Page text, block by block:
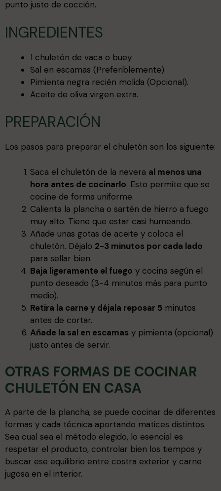
punto justo de cocción.
INGREDIENTES
1 chuletón de vaca o buey.
Sal en escamas (Preferiblemente).
Pimienta negra recién molida (Opcional).
Aceite de oliva virgen extra.
PREPARACIÓN
Los pasos para preparar el chuletón son los siguiente:
Saca el chuletón de la nevera al menos una
hora antes de cocinarlo. Esto permite que se
cocine de forma uniforme.
Calienta la plancha o sartén de hierro a fuego
muy alto. Tiene que estar casi humeando.
Añade unas gotas de aceite y coloca el
chuletón. Déjalo 2-3 minutos por cada lado
para sellar bien.
Baja ligeramente el fuego y cocina según el
punto deseado (3-4 minutos más para punto
medio).
Retira la carne y déjala reposar 5 minutos
antes de cortar.
Añade la sal en escamas y pimienta (opcional)
justo antes de servir.
OTRAS FORMAS DE COCINAR
CHULETÓN EN CASA
A parte de la plancha, se puede cocinar de diferentes
formas y cada técnica aportando matices distintos.
Sea cual sea el método elegido, lo esencial es
respetar el producto, controlar bien los tiempos y
buscar ese equilibrio entre costra exterior y carne
jugosa en el interior.